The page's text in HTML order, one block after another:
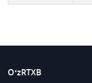
O‘zRTXB